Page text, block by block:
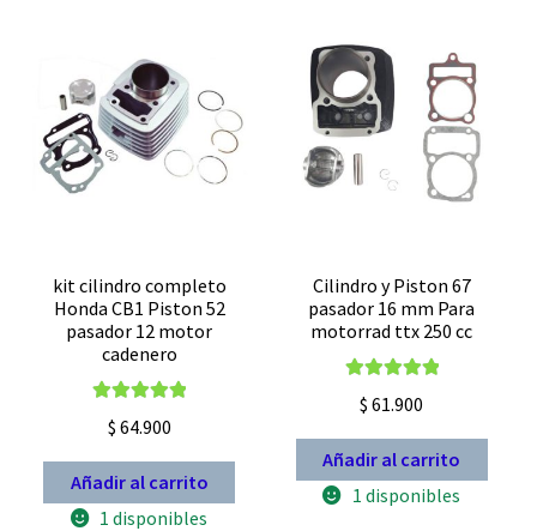
kit cilindro completo
Honda CB1 Piston 52
pasador 12 motor
cadenero
5.00
$ 64.900
Añadir al carrito
1 disponibles
Cilindro y Piston 67
pasador 16 mm Para
motorrad ttx 250 cc
5.00
$ 61.900
Añadir al carrito
1 disponibles